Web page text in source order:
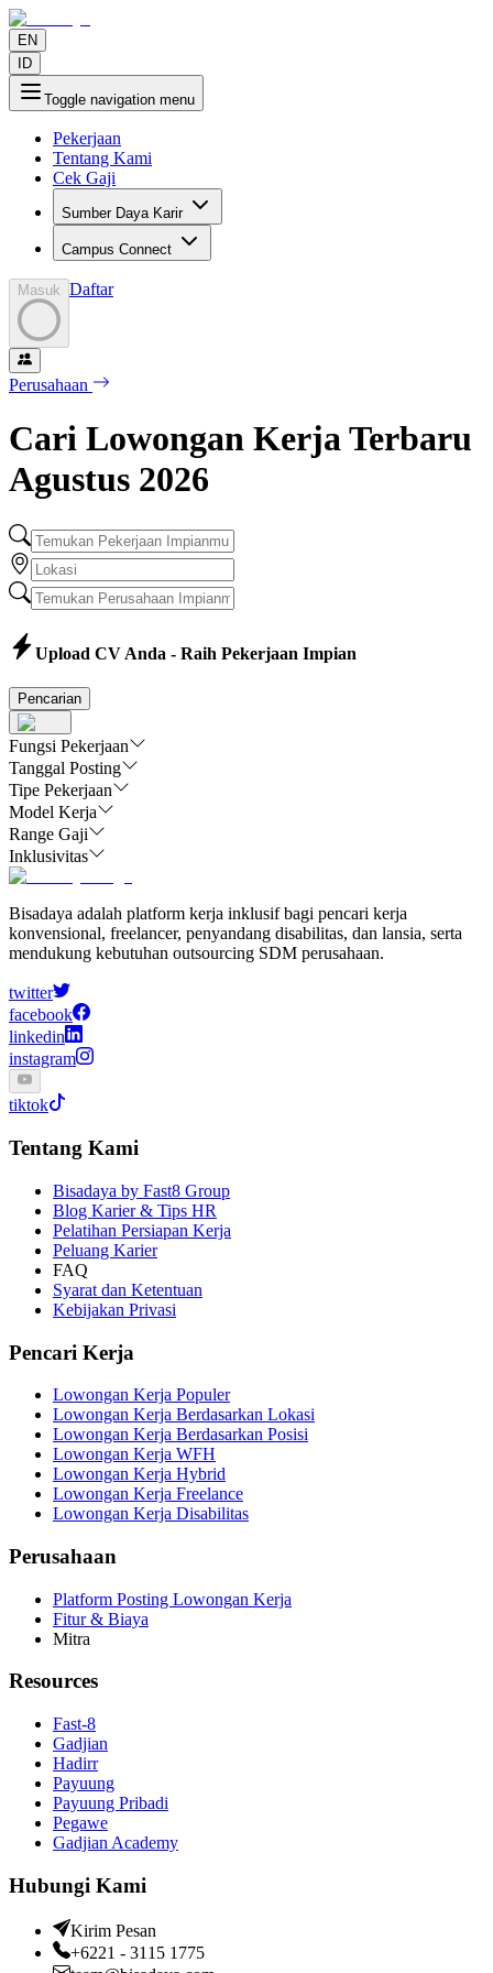
EN
ID
Toggle navigation menu
Pekerjaan
Tentang Kami
Cek Gaji
Sumber Daya Karir
Campus Connect
Masuk Daftar
Perusahaan
Cari Lowongan Kerja Terbaru
Agustus 2026
Upload CV Anda - Raih Pekerjaan Impian
Pencarian
Fungsi Pekerjaan
Tanggal Posting
Tipe Pekerjaan
Model Kerja
Range Gaji
Inklusivitas
Bisadaya adalah platform kerja inklusif bagi pencari kerja
konvensional, freelancer, penyandang disabilitas, dan lansia, serta
mendukung kebutuhan outsourcing SDM perusahaan.
twitter
facebook
linkedin
instagram
tiktok
Tentang Kami
Bisadaya by Fast8 Group
Blog Karier & Tips HR
Pelatihan Persiapan Kerja
Peluang Karier
FAQ
Syarat dan Ketentuan
Kebijakan Privasi
Pencari Kerja
Lowongan Kerja Populer
Lowongan Kerja Berdasarkan Lokasi
Lowongan Kerja Berdasarkan Posisi
Lowongan Kerja WFH
Lowongan Kerja Hybrid
Lowongan Kerja Freelance
Lowongan Kerja Disabilitas
Perusahaan
Platform Posting Lowongan Kerja
Fitur & Biaya
Mitra
Resources
Fast-8
Gadjian
Hadirr
Payuung
Payuung Pribadi
Pegawe
Gadjian Academy
Hubungi Kami
Kirim Pesan
+6221 - 3115 1775